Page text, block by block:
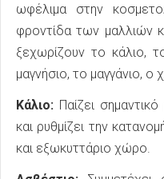
ωφέλιμα στην
φροντίδα των μαλλιών
ξεχωρίζουν το κάλιο,
μαγνήσιο, το μαγγάνιο,
Κάλιο: Παίζει
και ρυθμίζει την
και εξωκυττάριο χώρο.